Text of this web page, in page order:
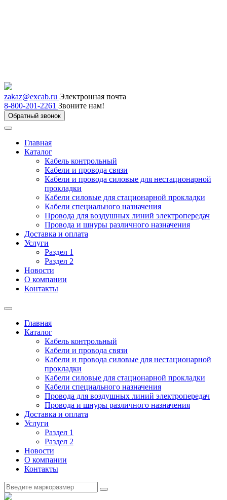
zakaz@excab.ru Электронная почта
8-800-201-2261 Звоните нам!
Обратный звонок
Главная
Каталог
Кабель контрольный
Кабели и провода связи
Кабели и провода силовые для нестационарной
прокладки
Кабели силовые для стационарной прокладки
Кабели специального назначения
Провода для воздушных линий электропередач
Провода и шнуры различного назначения
Доставка и оплата
Услуги
Раздел 1
Раздел 2
Новости
О компании
Контакты
Главная
Каталог
Кабель контрольный
Кабели и провода связи
Кабели и провода силовые для нестационарной
прокладки
Кабели силовые для стационарной прокладки
Кабели специального назначения
Провода для воздушных линий электропередач
Провода и шнуры различного назначения
Доставка и оплата
Услуги
Раздел 1
Раздел 2
Новости
О компании
Контакты